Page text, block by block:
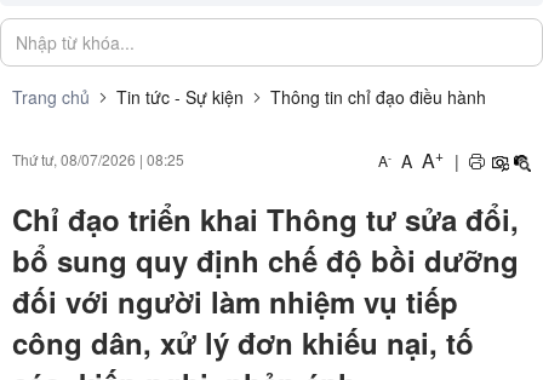
Trang chủ Tin tức - Sự kiện Thông tin chỉ đạo điều hành
Thứ tư, 08/07/2026 | 08:25 A- A A+ |
Chỉ đạo triển khai Thông tư sửa đổi,
bổ sung quy định chế độ bồi dưỡng
đối với người làm nhiệm vụ tiếp
công dân, xử lý đơn khiếu nại, tố